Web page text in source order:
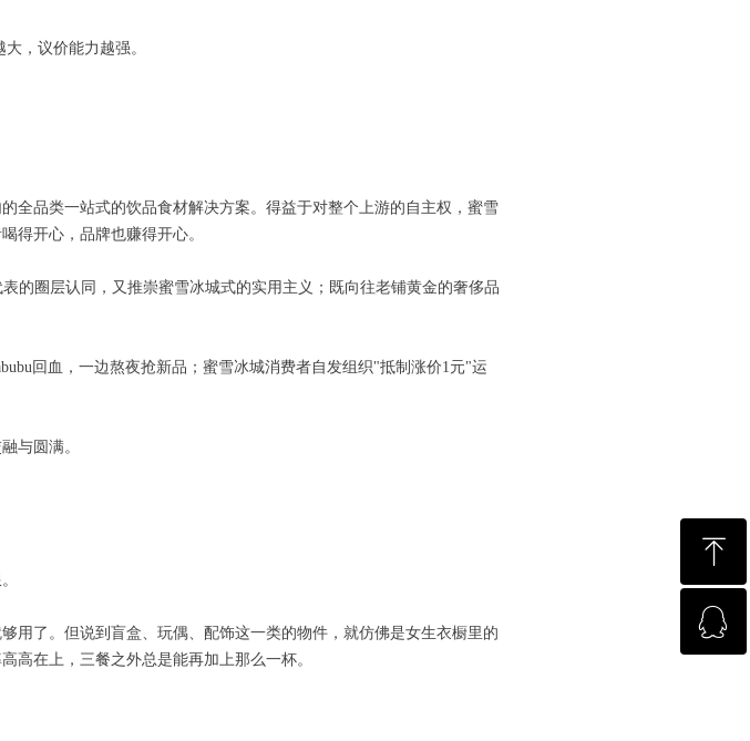
，议价能力越强。
全品类一站式的饮品食材解决方案。得益于对整个上游的自主权，蜜雪
得开心，品牌也赚得开心。
圈层认同，又推崇蜜雪冰城式的实用主义；既向往老铺黄金的奢侈品
回血，一边熬夜抢新品；蜜雪冰城消费者自发组织"抵制涨价1元"运
与圆满。
用了。但说到盲盒、玩偶、配饰这一类的物件，就仿佛是女生衣橱里的
在上，三餐之外总是能再加上那么一杯。
ꁸ
回到顶部
ꁗ